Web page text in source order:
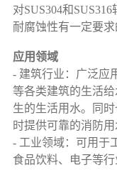
对SUS304和
耐腐蚀性有一定要求
应用领域
- 建筑行业：广泛应
等各类建筑的生活
生的生活用水。同
时提供可靠的消防用
- 工业领域：可用于
食品饮料、电子等